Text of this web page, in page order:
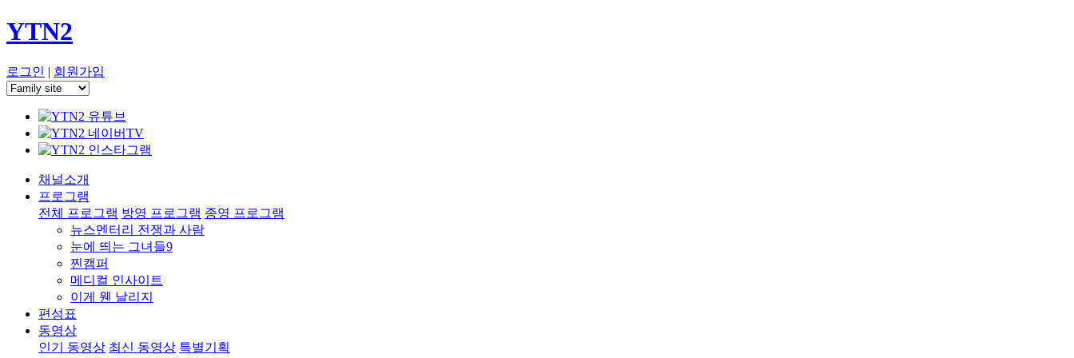
YTN2
로그인 | 회원가입
채널소개
프로그램
전체 프로그램 방영 프로그램 종영 프로그램
뉴스멘터리 전쟁과 사람
눈에 띄는 그녀들9
찐캠퍼
메디컬 인사이트
이게 웬 날리지
편성표
동영상
인기 동영상 최신 동영상 특별기획